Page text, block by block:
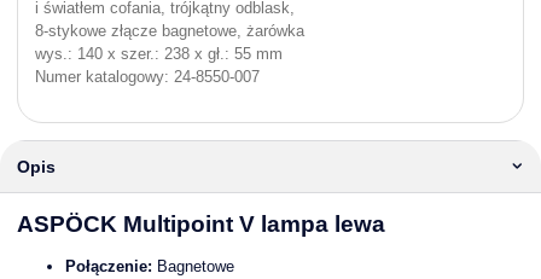
i światłem cofania, trójkątny odblask,
8-stykowe złącze bagnetowe, żarówka
wys.: 140 x szer.: 238 x gł.: 55 mm
Numer katalogowy: 24-8550-007
Opis
ASPÖCK Multipoint V lampa lewa
Połączenie: Bagnetowe